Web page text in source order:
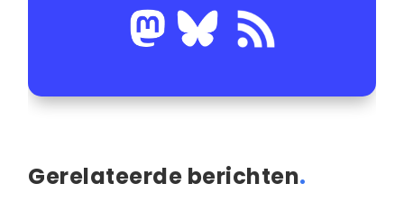
Gerelateerde berichten.